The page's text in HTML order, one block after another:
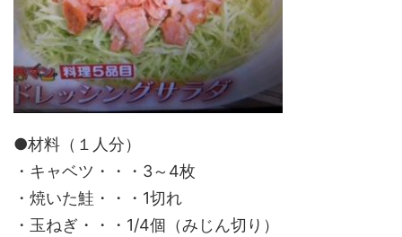
●材料（１人分）
・キャベツ・・・3～4枚
・焼いた鮭・・・1切れ
・玉ねぎ・・・1/4個（みじん切り）